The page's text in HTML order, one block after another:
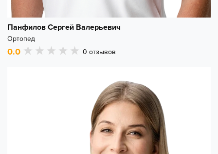
Панфилов Сергей Валерьевич
Ортопед
0.0 0 отзывов